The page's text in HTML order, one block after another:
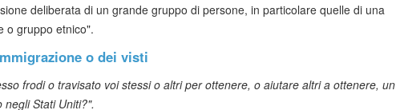
deliberata di un grande gruppo di persone, in particolare quelle di una
o gruppo etnico".
o dei visti
frodi o travisato voi stessi o altri per ottenere, o aiutare altri a ottenere, un
negli Stati Uniti?".